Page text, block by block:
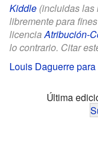
Kiddle (incluidas las
libremente para
licenciaAtribución-
lo contrario. Citar
Louis Daguerre
Última